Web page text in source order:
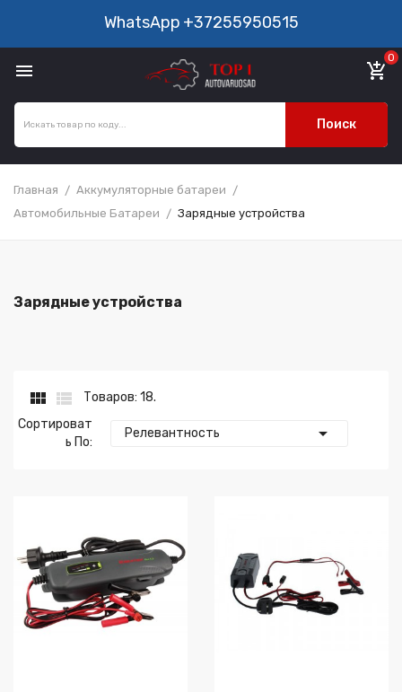
WhatsApp +37255950515
 add_shopping_cart
0
Поиск
Главная
Аккумуляторные батареи
Автомобильные Батареи
Зарядные устройства
Зарядные устройства
 
Товаров: 18.
Сортироват
Ь По:
Релевантность 